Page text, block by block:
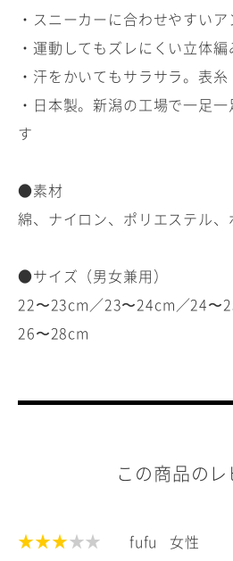
・スニーカーに合わせやすいア
・運動してもズレにくい立体編
・汗をかいてもサラサラ。表
・日本製。新潟の工場で一足
す
●素材
綿、ナイロン、ポリエステル、
●サイズ（男女兼用）
22〜23cm／23〜24cm／24〜
26〜28cm
この商品のレ
★★★★★ fufu 女性